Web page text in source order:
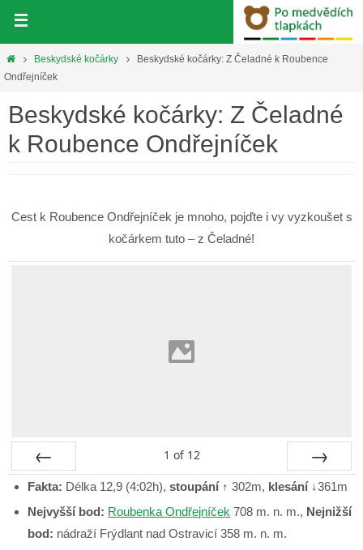
obsahHomeBeskydské kočárky
Beskydské kočárky: Z Čeladné k Roubence
Ondřejníček
Beskydské kočárky: Z Čeladné
k Roubence Ondřejníček
Cest k Roubence Ondřejníček je mnoho, pojďte i vy vyzkoušet s
kočárkem tuto – z Čeladné!
Prev
1 of 12
Next
Fakta: Délka 12,9 (4:02h),stoupání↑ 302m, klesání↓361m
Nejvyšší bod: Roubenka Ondřejníček 708 m. n. m., Nejnižší
bod: nádraží Frýdlant nad Ostravicí 358 m. n. m.